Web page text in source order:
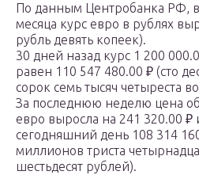
По данным Центробанка РФ,
месяца курс евро в рублях
рубль девять копеек).
30 дней назад курс 1 200
равен 110 547 480.00 ₽ (сто
сорок семь тысяч четыреста
За последнюю неделю цена
евро выросла на 241 320.00 ₽
сегодняшний день 108 314
миллионов триста
шестьдесят рублей).